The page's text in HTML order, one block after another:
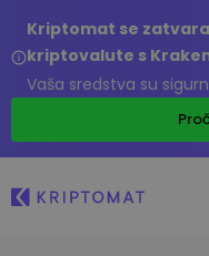
Kriptomat se
kriptovalute s
Vaša sredstva su